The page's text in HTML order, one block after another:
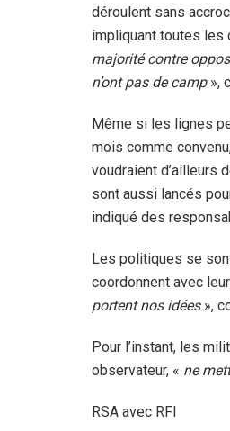
déroulent sans
impliquant toutes les
majorité contre
n’ont pas de camp»,
Même si les lignes
mois comme
voudraient d’ailleurs
sont aussi lancés
indiqué des
Les politiques se
coordonnent avec
portent nos idées »,
Pour l’instant, les
observateur, « ne
RSA avec RFI